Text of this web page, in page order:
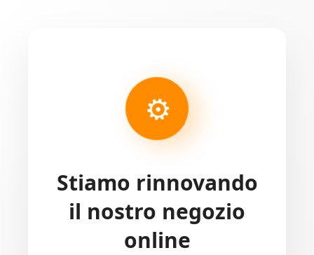
⚙
Stiamo rinnovando
il nostro negozio
online